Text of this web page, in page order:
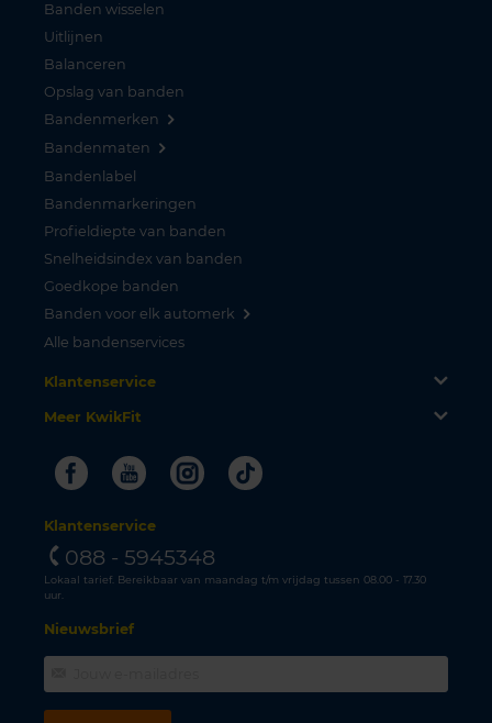
Banden wisselen
Uitlijnen
Balanceren
Opslag van banden
Bandenmerken
Bandenmaten
Bandenlabel
Bandenmarkeringen
Profieldiepte van banden
Snelheidsindex van banden
Goedkope banden
Banden voor elk automerk
Alle bandenservices
Klantenservice
Meer KwikFit
FacebookYoutubeInstagram
Tiktok
Klantenservice
088 - 5945348
Lokaal tarief. Bereikbaar van maandag t/m vrijdag tussen 08.00 - 17.30
uur.
Nieuwsbrief